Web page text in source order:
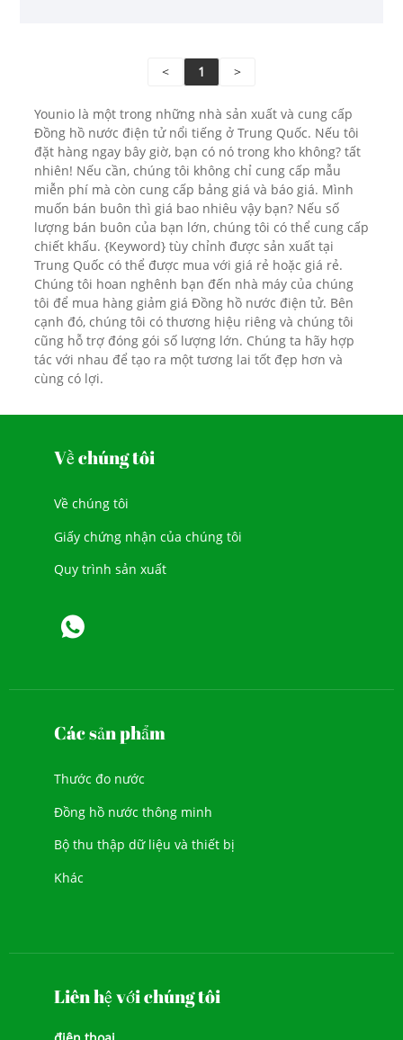
< 1 >
Younio là một trong những nhà sản xuất và cung cấp
Đồng hồ nước điện tử nổi tiếng ở Trung Quốc. Nếu tôi
đặt hàng ngay bây giờ, bạn có nó trong kho không? tất
nhiên! Nếu cần, chúng tôi không chỉ cung cấp mẫu
miễn phí mà còn cung cấp bảng giá và báo giá. Mình
muốn bán buôn thì giá bao nhiêu vậy bạn? Nếu số
lượng bán buôn của bạn lớn, chúng tôi có thể cung cấp
chiết khấu. {Keyword} tùy chỉnh được sản xuất tại
Trung Quốc có thể được mua với giá rẻ hoặc giá rẻ.
Chúng tôi hoan nghênh bạn đến nhà máy của chúng
tôi để mua hàng giảm giá Đồng hồ nước điện tử. Bên
cạnh đó, chúng tôi có thương hiệu riêng và chúng tôi
cũng hỗ trợ đóng gói số lượng lớn. Chúng ta hãy hợp
tác với nhau để tạo ra một tương lai tốt đẹp hơn và
cùng có lợi.
Về chúng tôi
Về chúng tôi
Giấy chứng nhận của chúng tôi
Quy trình sản xuất
Các sản phẩm
Thước đo nước
Đồng hồ nước thông minh
Bộ thu thập dữ liệu và thiết bị
Khác
Liên hệ với chúng tôi